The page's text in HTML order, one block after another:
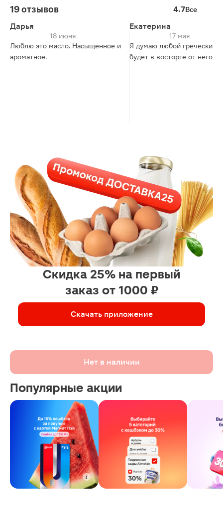
19 отзывов 4.7Все
Дарья
18 июня
Люблю это масло. Насыщенное и
ароматное.
Екатерина
17 мая
Я думаю любой греческий
будет в восторге от него 😘
Скидка 25% на первый
заказ от 1000 ₽
Скачать приложение
Нет в наличии
Популярные акции